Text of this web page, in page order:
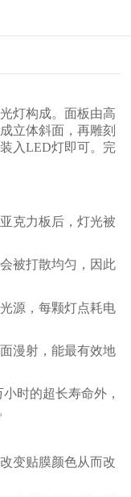
灯构成。面板由高
立体斜面，再雕刻
入LED灯即可。完
克力板后，灯光被
被打散均匀，因此
源，每颗灯点耗电
漫射，能最有效地
时的超长寿命外，
变贴膜颜色从而改